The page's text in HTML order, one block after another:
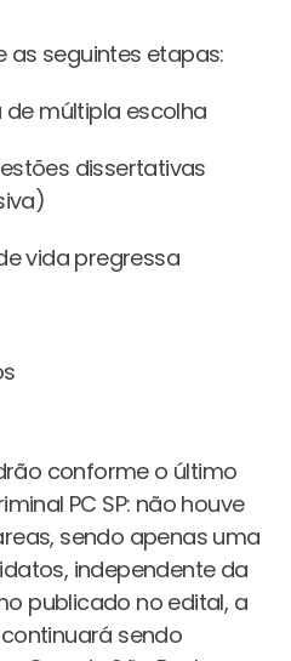
as seguintes etapas:
de múltipla escolha
dissertativas
vida pregressa
conforme o último
PC SP: não houve
sendo apenas uma
independente da
publicado no edital, a
sendo